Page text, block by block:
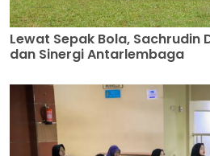
Lewat Sepak Bola, Sachrudin
dan Sinergi Antarlembaga